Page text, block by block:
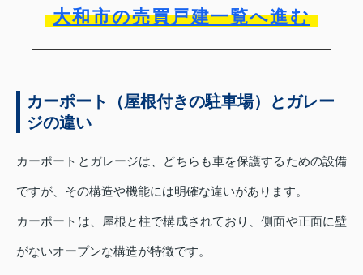
大和市の売買戸建一覧へ進む
カーポート（屋根付きの駐車場）とガレー
ジの違い
カーポートとガレージは、どちらも車を保護するための設備
ですが、その構造や機能には明確な違いがあります。
カーポートは、屋根と柱で構成されており、側面や正面に壁
がないオープンな構造が特徴です。